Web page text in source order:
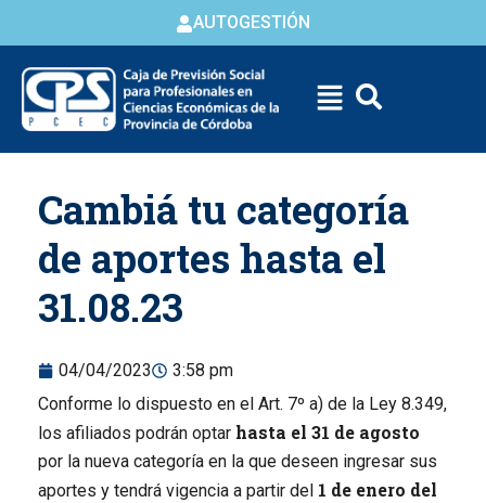
AUTOGESTIÓN
content
Cambiá tu categoría
de aportes hasta el
31.08.23
04/04/2023
3:58 pm
Conforme lo dispuesto en el Art. 7º a) de la Ley 8.349,
los afiliados podrán optar hasta el 31 de agosto
por la nueva categoría en la que deseen ingresar sus
aportes y tendrá vigencia a partir del 1 de enero del